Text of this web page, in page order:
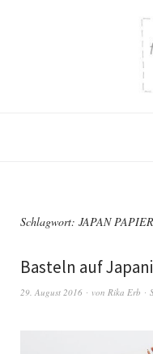
Schlagwort: JAPAN
Basteln auf
29. August 2016 von Rika Erb